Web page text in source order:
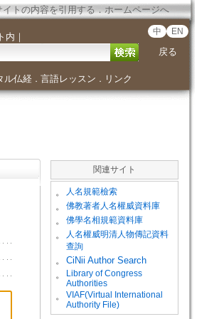
イトの内容を引用する．ホームページへ
内 ｜ 中 EN
戻る
ル仏経． 言語レッスン ． リンク
関連サイト
。 人名規範檢索
。 佛教著者人名權威資料庫
。 佛學名相規範資料庫
。
人名權威明清人物傳記資料
查詢
。
CiNii Author Search
。
Library of Congress
Authorities
。
VIAF(Virtual International
Authority File)